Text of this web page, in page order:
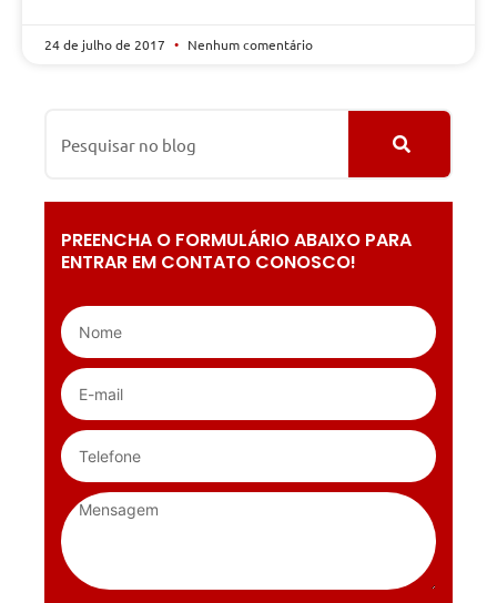
24 de julho de 2017 Nenhum comentário
PREENCHA O FORMULÁRIO ABAIXO PARA
ENTRAR EM CONTATO CONOSCO!